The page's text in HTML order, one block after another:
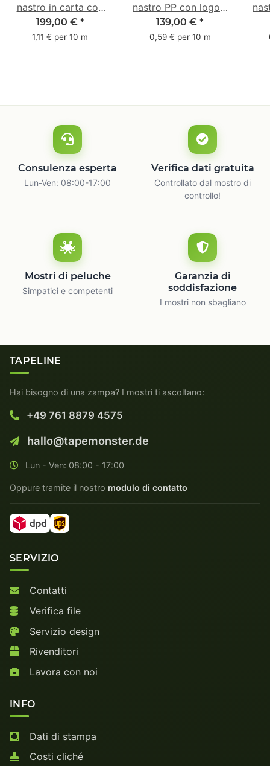
nastro in carta con
logo - 1 colore - 50
mm x 50 m - caucciù
199,00 € *
1,11 € per 10 m
nastro PP con logo -
1 colore - 48 mm x
66 m
139,00 € *
0,59 € per 10 m
Consulenza esperta
Lun-Ven: 08:00-17:00
Verifica dati gratuita
Controllato dal mostro di
controllo!
Mostri di peluche
Simpatici e competenti
Garanzia di
soddisfazione
I mostri non sbagliano
TAPELINE
Hai bisogno di una zampa? I mostri ti ascoltano:
+49 761 8879 4575
hallo@tapemonster.de
Lun - Ven: 08:00 - 17:00
Oppure tramite il nostro modulo di contatto
SERVIZIO
Contatti
Verifica file
Servizio design
Rivenditori
Lavora con noi
INFO
Dati di stampa
Costi cliché